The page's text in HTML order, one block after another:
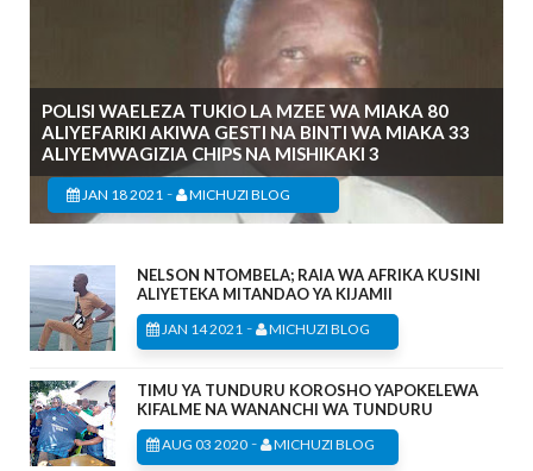
POLISI WAELEZA TUKIO LA MZEE WA MIAKA 80
ALIYEFARIKI AKIWA GESTI NA BINTI WA MIAKA 33
ALIYEMWAGIZIA CHIPS NA MISHIKAKI 3
JAN 18 2021 - MICHUZI BLOG
NELSON NTOMBELA; RAIA WA AFRIKA KUSINI
ALIYETEKA MITANDAO YA KIJAMII
JAN 14 2021 - MICHUZI BLOG
TIMU YA TUNDURU KOROSHO YAPOKELEWA
KIFALME NA WANANCHI WA TUNDURU
AUG 03 2020 - MICHUZI BLOG